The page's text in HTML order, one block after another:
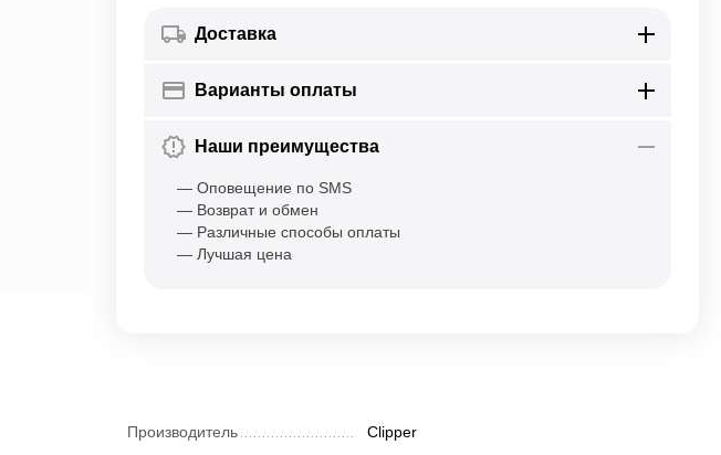
Доставка
Варианты оплаты
Наши преимущества
— Оповещение по SMS
— Возврат и обмен
— Различные способы оплаты
— Лучшая цена
Производитель Clipper